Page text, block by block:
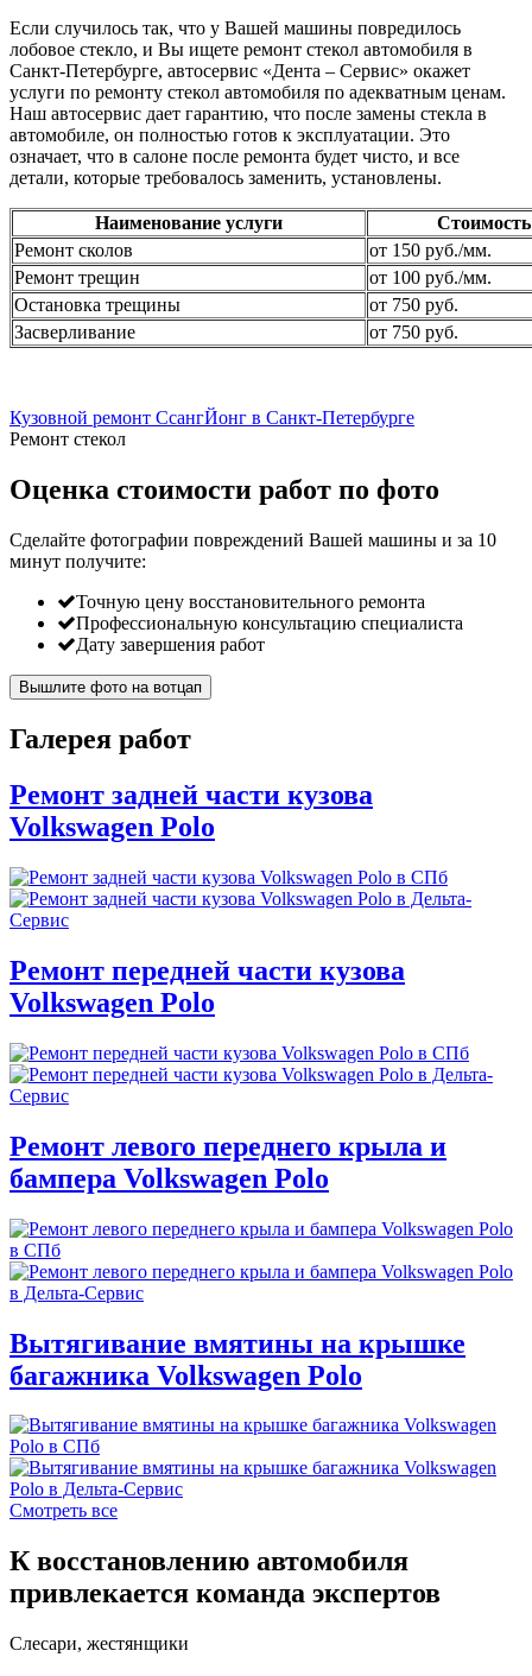
Если случилось так, что у Вашей машины повредилось
лобовое стекло, и Вы ищете ремонт стекол автомобиля в
Санкт-Петербурге, автосервис «Дента – Сервис» окажет
услуги по ремонту стекол автомобиля по адекватным ценам.
Наш автосервис дает гарантию, что после замены стекла в
автомобиле, он полностью готов к эксплуатации. Это
означает, что в салоне после ремонта будет чисто, и все
детали, которые требовалось заменить, установлены.
Наименование услуги
Стоимость
Ремонт сколов
от 150 руб./мм.
Ремонт трещин
от 100 руб./мм.
Остановка трещины
от 750 руб.
Засверливание
от 750 руб.
Кузовной ремонт СсангЙонг в Санкт-Петербурге
Ремонт стекол
Оценка стоимости работ по фото
Сделайте фотографии повреждений Вашей машины и за 10
минут получите:
Точную цену восстановительного ремонта
Профессиональную консультацию специалиста
Дату завершения работ
Вышлите фото на вотцап
Галерея работ
Ремонт задней части кузова
Volkswagen Polo
Ремонт передней части кузова
Volkswagen Polo
Ремонт левого переднего крыла и
бампера Volkswagen Polo
Вытягивание вмятины на крышке
багажника Volkswagen Polo
Смотреть все
К восстановлению автомобиля
привлекается команда экспертов
Слесари, жестянщики